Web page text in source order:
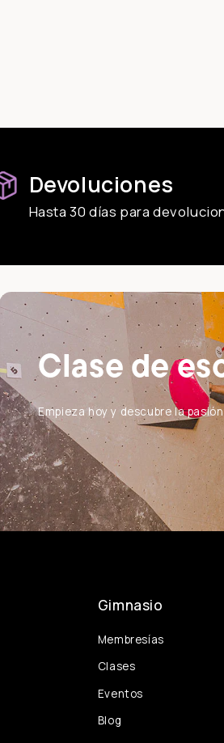
Devoluciones
Hasta 30 días para
Clase de
Empieza hoy y descubre la
Gimnasio
Membresías
Clases
Eventos
Blog